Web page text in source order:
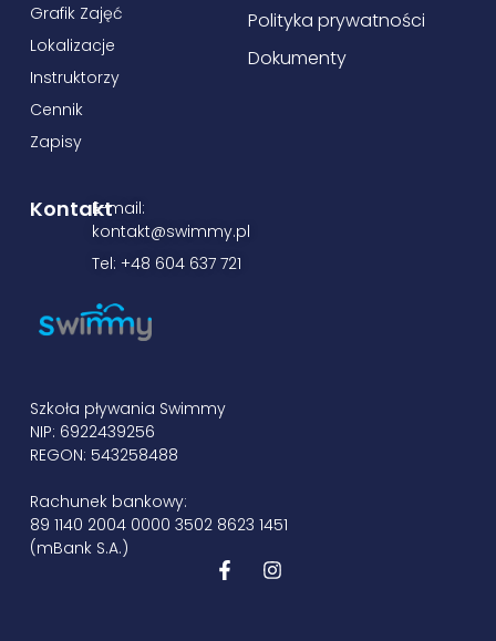
Szkoła pływania Swimmy
NIP: 6922439256
REGON: 543258488
Rachunek bankowy:
89 1140 2004 0000 3502 8623 1451
(mBank S.A.)
Grafik Zajęć
Lokalizacje
Instruktorzy
Cennik
Zapisy
Polityka prywatności
Dokumenty
KontaktE-mail:
kontakt@swimmy.pl
Tel: +48 604 637 721